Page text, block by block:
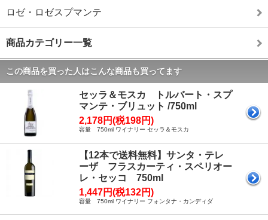
ロゼ・ロゼスプマンテ
商品カテゴリー一覧
この商品を買った人はこんな商品も買ってます
セッラ＆モスカ トルバート・スプ
マンテ・ブリュット /750ml
2,178円(税198円)
容量 750ml ワイナリー セッラ＆モスカ
【12本で送料無料】サンタ・テレ
ーザ フラスカーティ・スペリオー
レ・セッコ 750ml
1,447円(税132円)
容量 750ml ワイナリー フォンタナ・カンディダ